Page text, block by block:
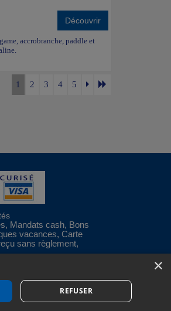
Découvrir
accrobranche, paddle et
1 2 3 4 5
Mandats cash, Bons
vacances, Carte
sans règlement,
Nous contacter
×
REFUSER